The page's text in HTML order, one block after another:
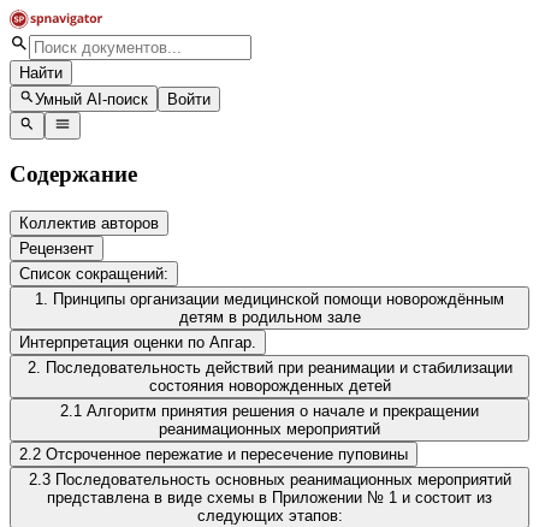
Найти
Умный AI-поиск
Войти
Содержание
Коллектив авторов
Рецензент
Список сокращений:
1. Принципы организации медицинской помощи новорождённым
детям в родильном зале
Интерпретация оценки по Апгар.
2. Последовательность действий при реанимации и стабилизации
состояния новорожденных детей
2.1 Алгоритм принятия решения о начале и прекращении
реанимационных мероприятий
2.2 Отсроченное пережатие и пересечение пуповины
2.3 Последовательность основных реанимационных мероприятий
представлена в виде схемы в Приложении № 1 и состоит из
следующих этапов: